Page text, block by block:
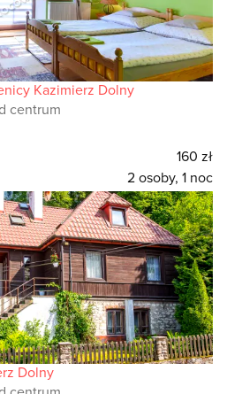
Kazimierz Dolny
centrum
160 zł
2 osoby, 1 noc
Dolny